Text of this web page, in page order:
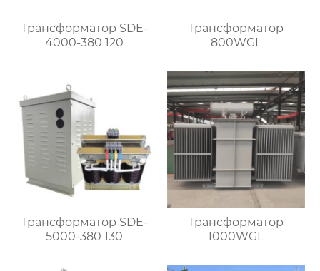
Трансформатор SDE-
4000-380 120
Трансформатор
800WGL
Трансформатор SDE-
5000-380 130
Трансформатор
1000WGL